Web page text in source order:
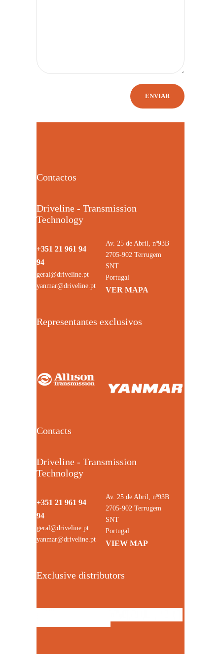
Contactos
Driveline - Transmission
Technology
+351 21 961 94
94
geral@driveline.pt
yanmar@driveline.pt
Av. 25 de Abril, nº93B
2705-902 Terrugem
SNT
Portugal
VER MAPA
Representantes exclusivos
Contacts
Driveline - Transmission
Technology
+351 21 961 94
94
geral@driveline.pt
yanmar@driveline.pt
Av. 25 de Abril, nº93B
2705-902 Terrugem
SNT
Portugal
VIEW MAP
Exclusive distributors